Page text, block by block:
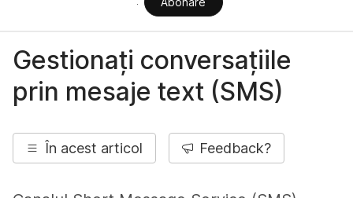
Gestionați conversațiile
prin mesaje text (SMS)
În acest articol Feedback?